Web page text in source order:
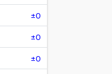
±0
±0
±0